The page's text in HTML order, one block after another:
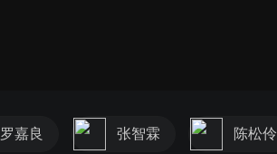
罗嘉良 张智霖 陈松伶